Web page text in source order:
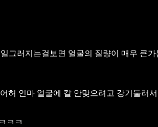
그러지는걸보면 얼굴의 질량이 매우 큰가
어허 인마 얼굴에 칼 안맞으려고 강기둘러
ㅋㅋ